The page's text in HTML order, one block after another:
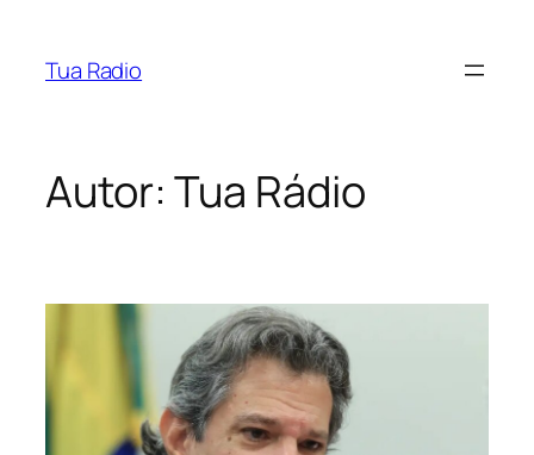
Tua Radio
Autor:Tua Rádio